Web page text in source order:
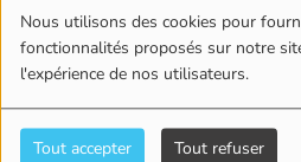
Nous utilisons des cookies pour
fonctionnalités proposés sur notre
l'expérience de nos utilisateurs.
Tout accepter Tout refuser